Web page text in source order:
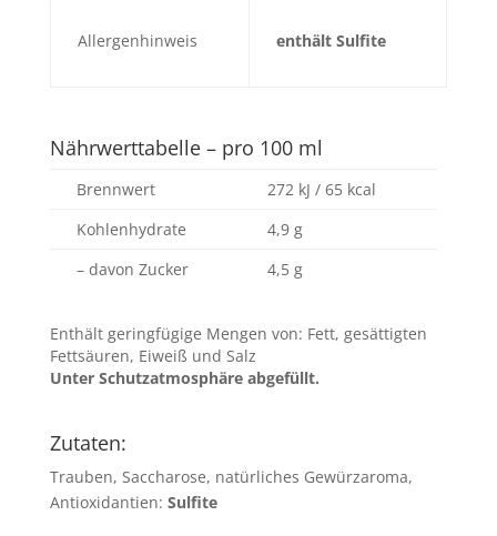
Allergenhinweis enthält Sulfite
Nährwerttabelle – pro 100 ml
Brennwert
272 kJ / 65 kcal
Kohlenhydrate
4,9 g
– davon Zucker
4,5 g
Enthält geringfügige Mengen von: Fett, gesättigten
Fettsäuren, Eiweiß und Salz
Unter Schutzatmosphäre abgefüllt.
Zutaten:
Trauben, Saccharose, natürliches Gewürzaroma,
Antioxidantien: Sulfite